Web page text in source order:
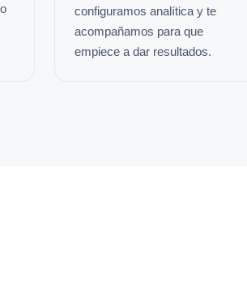
configuramos analítica y te
acompañamos para que
empiece a dar resultados.